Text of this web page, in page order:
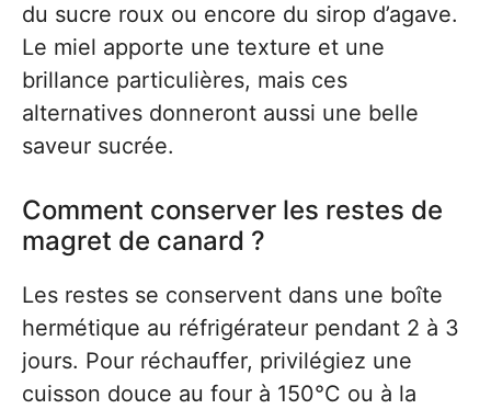
du sucre roux ou encore du sirop d’agave.
Le miel apporte une texture et une
brillance particulières, mais ces
alternatives donneront aussi une belle
saveur sucrée.
Comment conserver les restes de
magret de canard ?
Les restes se conservent dans une boîte
hermétique au réfrigérateur pendant 2 à 3
jours. Pour réchauffer, privilégiez une
cuisson douce au four à 150°C ou à la